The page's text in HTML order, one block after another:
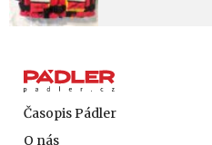
Časopis Pádler
O nás